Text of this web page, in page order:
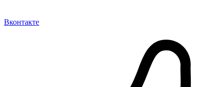
Вконтакте